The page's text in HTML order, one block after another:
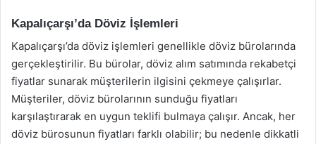
Kapalıçarşı’da Döviz İşlemleri
Kapalıçarşı’da döviz işlemleri genellikle döviz bürolarında
gerçekleştirilir. Bu bürolar, döviz alım satımında rekabetçi
fiyatlar sunarak müşterilerin ilgisini çekmeye çalışırlar.
Müşteriler, döviz bürolarının sunduğu fiyatları
karşılaştırarak en uygun teklifi bulmaya çalışır. Ancak, her
döviz bürosunun fiyatları farklı olabilir; bu nedenle dikkatli